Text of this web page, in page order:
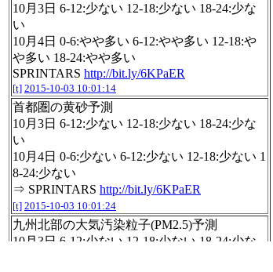
10月3日 6-12:少ない 12-18:少ない 18-24:少な
い
10月4日 0-6:やや多い 6-12:やや多い 12-18:や
や多い 18-24:やや多い
SPRINTARS http://bit.ly/6KPaER
[t] 2015-10-03 10:01:14
首都圏の黄砂予測
10月3日 6-12:少ない 12-18:少ない 18-24:少な
い
10月4日 0-6:少ない 6-12:少ない 12-18:少ない 1
8-24:少ない
⇒ SPRINTARS http://bit.ly/6KPaER
[t] 2015-10-03 10:01:24
九州北部の大気汚染粒子(PM2.5)予測
10月3日 6-12:少ない 12-18:少ない 18-24:少な